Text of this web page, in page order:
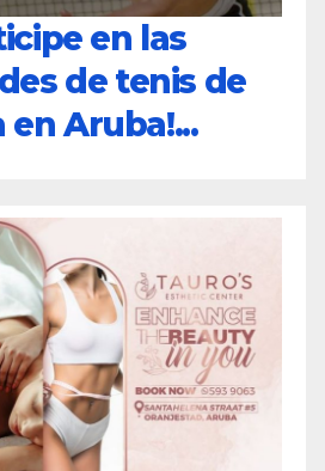
en las
de tenis de
en Aruba!...